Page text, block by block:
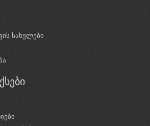
სახელები